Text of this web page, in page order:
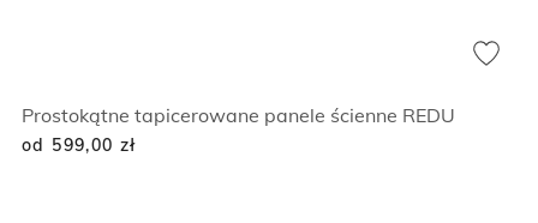
Prostokątne tapicerowane panele ścienne REDU
od 599,00zł